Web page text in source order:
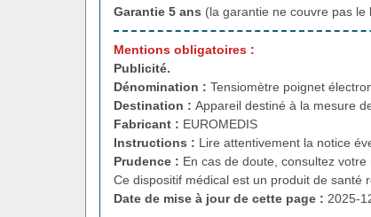
Garantie 5 ans (la garantie ne couvre pas le
Mentions obligatoires :
Publicité.
Dénomination : Tensiomètre poignet
Destination : Appareil destiné à la mesure
Fabricant : EUROMEDIS
Instructions : Lire attentivement la notice
Prudence : En cas de doute, consultez
Ce dispositif médical est un produit de santé
Date de mise à jour de cette page : 2025-